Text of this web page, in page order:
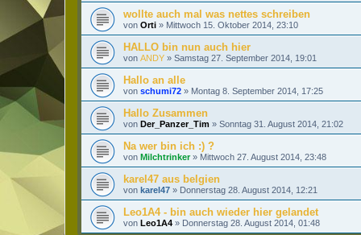
wollte auch mal was nettes schreiben
von Orti » Mittwoch 15. Oktober 2014, 23:10
HALLO bin nun auch hier
von ANDY » Samstag 27. September 2014, 19:01
Hallo an alle
von schumi72 » Montag 8. September 2014, 17:25
Hallo Zusammen
von Der_Panzer_Tim » Sonntag 31. August 2014, 21:02
Na wer bin ich :) ?
von Milchtrinker» Mittwoch 27. August 2014, 23:48
karel47 aus belgien
von karel47 » Donnerstag 28. August 2014, 12:21
Leo1A4 - bin auch wieder hier gelandet
von Leo1A4 » Donnerstag 28. August 2014, 01:48